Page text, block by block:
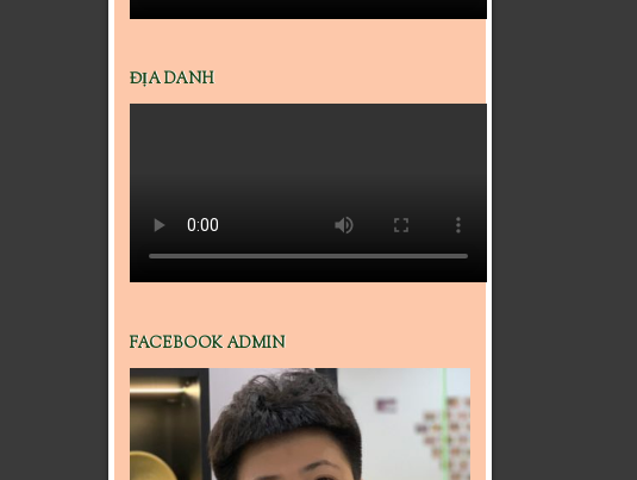
ĐỊA DANH
FACEBOOK ADMIN